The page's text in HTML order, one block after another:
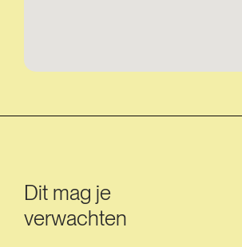
Dit mag je
verwachten